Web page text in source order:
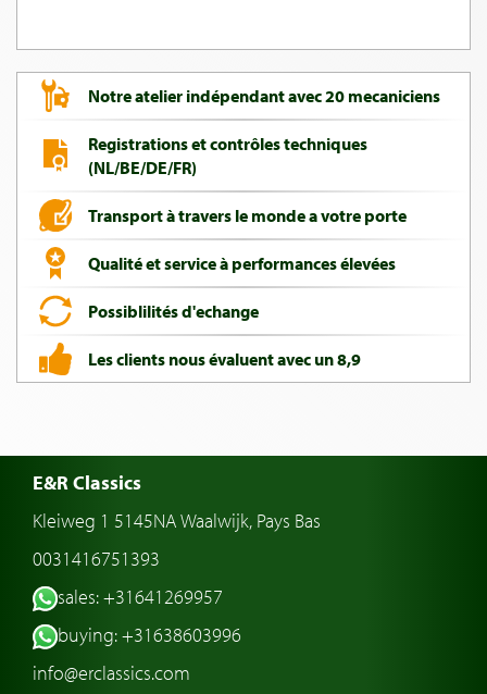
Notre atelier indépendant avec 20 mecaniciens
Registrations et contrôles techniques
(NL/BE/DE/FR)
Transport à travers le monde a votre porte
Qualité et service à performances élevées
Possiblilités d'echange
Les clients nous évaluent avec un 8,9
E&R Classics
Kleiweg 1 5145NA Waalwijk, Pays Bas
0031416751393
sales: +31641269957
buying: +31638603996
info@erclassics.com